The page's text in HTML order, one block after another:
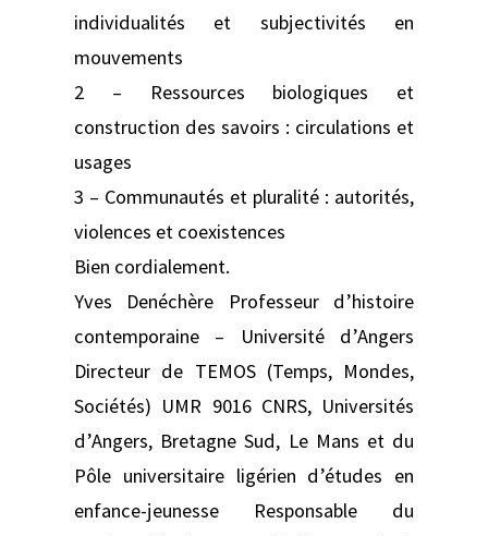
individualités et subjectivités en
mouvements
2 – Ressources biologiques et
construction des savoirs : circulations et
usages
3 – Communautés et pluralité : autorités,
violences et coexistences
Bien cordialement.
Yves Denéchère Professeur d’histoire
contemporaine – Université d’Angers
Directeur de TEMOS (Temps, Mondes,
Sociétés) UMR 9016 CNRS, Universités
d’Angers, Bretagne Sud, Le Mans et du
Pôle universitaire ligérien d’études en
enfance-jeunesse Responsable du